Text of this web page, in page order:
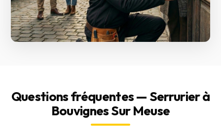
Questions fréquentes — Serrurier à
Bouvignes Sur Meuse